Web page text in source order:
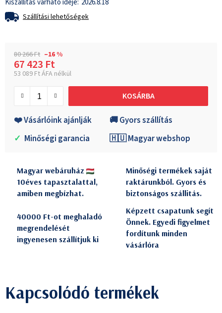
2026.8.18
Szállítási lehetőségek
80 266 Ft –16 %
67 423 Ft
53 089 Ft ÁFA nélkül
KOSÁRBA
❤️ Vásárlóink ajánlják
🚚 Gyors szállítás
✓ Minőségi garancia 🇭🇺 Magyar webshop
Magyar webáruház
10éves tapasztalattal,
amiben megbízhat.
Minőségi termékek saját
raktárunkból. Gyors és
biztonságos szállitás.
40000 Ft-ot meghaladó
megrendelését
ingyenesen szállítjuk ki
Képzett csapatunk segít
Önnek. Egyedi figyelmet
fordítunk minden
vásárlóra
Kapcsolódó termékek